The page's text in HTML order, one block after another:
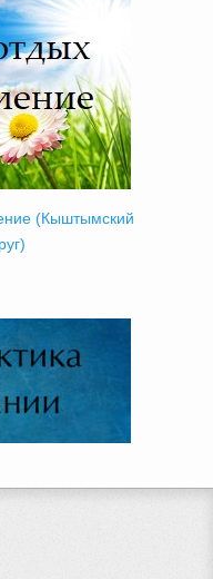
(Кыштымский